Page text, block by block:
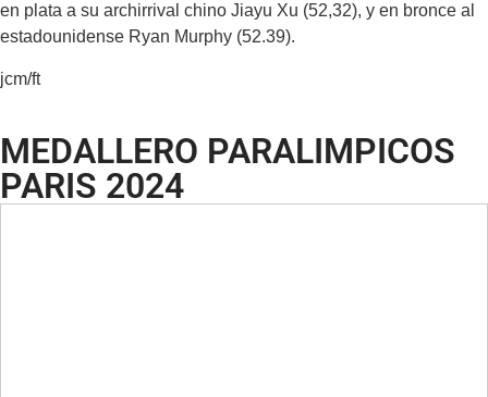
en plata a su archirrival chino Jiayu Xu (52,32), y en bronce al
estadounidense Ryan Murphy (52.39).
jcm/ft
MEDALLERO PARALIMPICOS
PARIS 2024